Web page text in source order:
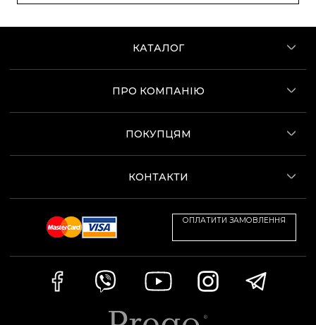
КАТАЛОГ
ПРО КОМПАНІЮ
ПОКУПЦЯМ
КОНТАКТИ
ОПЛАТИТИ ЗАМОВЛЕННЯ